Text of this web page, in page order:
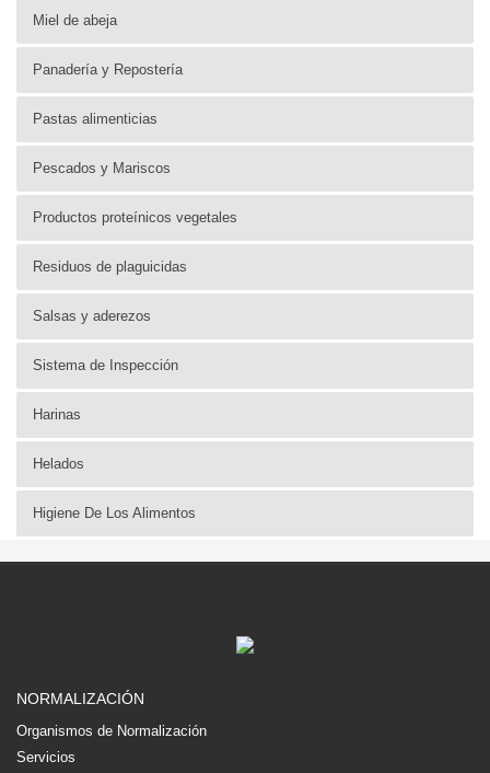
Miel de abeja
Panadería y Repostería
Pastas alimenticias
Pescados y Mariscos
Productos proteínicos vegetales
Residuos de plaguicidas
Salsas y aderezos
Sistema de Inspección
Harinas
Helados
Higiene De Los Alimentos
NORMALIZACIÓN
Organismos de Normalización
Servicios